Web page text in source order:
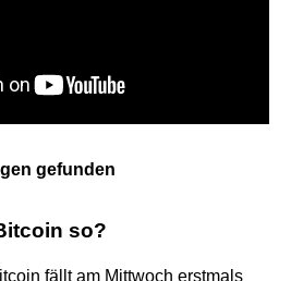
gefunden
so?
fällt am Mittwoch erstmals